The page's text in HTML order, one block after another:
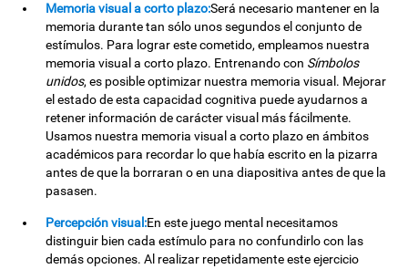
Memoria visual a corto plazo:Será necesario mantener en la
memoria durante tan sólo unos segundos el conjunto de
estímulos. Para lograr este cometido, empleamos nuestra
memoria visual a corto plazo. Entrenando con Símbolos
unidos, es posible optimizar nuestra memoria visual. Mejorar
el estado de esta capacidad cognitiva puede ayudarnos a
retener información de carácter visual más fácilmente.
Usamos nuestra memoria visual a corto plazo en ámbitos
académicos para recordar lo que había escrito en la pizarra
antes de que la borraran o en una diapositiva antes de que la
pasasen.
Percepción visual:En este juego mental necesitamos
distinguir bien cada estímulo para no confundirlo con las
demás opciones. Al realizar repetidamente este ejercicio